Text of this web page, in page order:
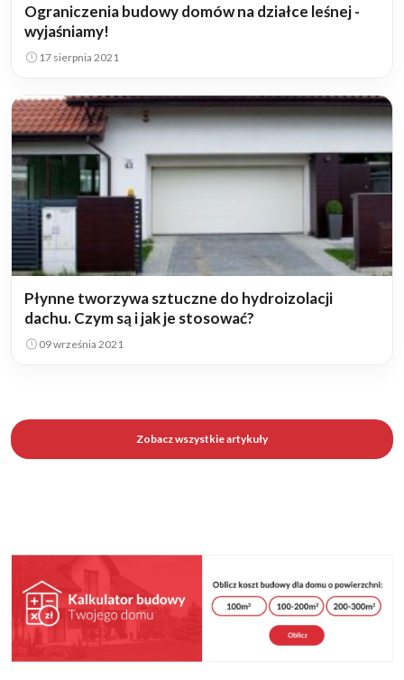
Ograniczenia budowy domów na działce leśnej -
wyjaśniamy!
17 sierpnia 2021
Płynne tworzywa sztuczne do hydroizolacji
dachu. Czym są i jak je stosować?
09 września 2021
Zobacz wszystkie artykuły